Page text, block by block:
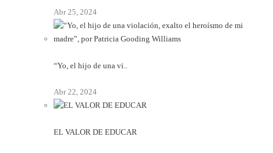
Abr 25, 2024
“Yo, el hijo de una vi..
Abr 22, 2024
EL VALOR DE EDUCAR